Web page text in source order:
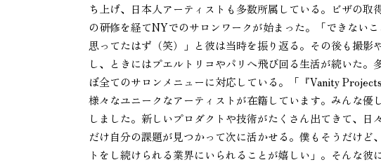
ち上げ、日本人アーティストも多数所属している。ビザの
の研修を経てNYでのサロンワークが始まった。「できない
思ってたはず（笑）」と彼は当時を振り返る。その後も撮
し、ときにはプエルトリコやパリへ飛び回る生活が続いた
ぼ全てのサロンメニューに対応している。「『Vanity
様々なユニークなアーティストが在籍しています。みんな
しました。新しいプロダクトや技術がたくさん出てきて、
だけ自分の課題が見つかって次に活かせる。僕もそうだけ
トをし続けられる業界にいられることが嬉しい」。そんな